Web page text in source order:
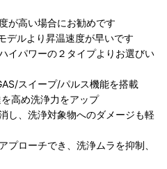
が高い場合にお勧めです
デルより昇温速度が早いです
イパワーの２タイプよりお選びい
スイープ/パルス機能を搭載
高め洗浄力をアップ
し、洗浄対象物へのダメージも軽
プローチでき、洗浄ムラを抑制、